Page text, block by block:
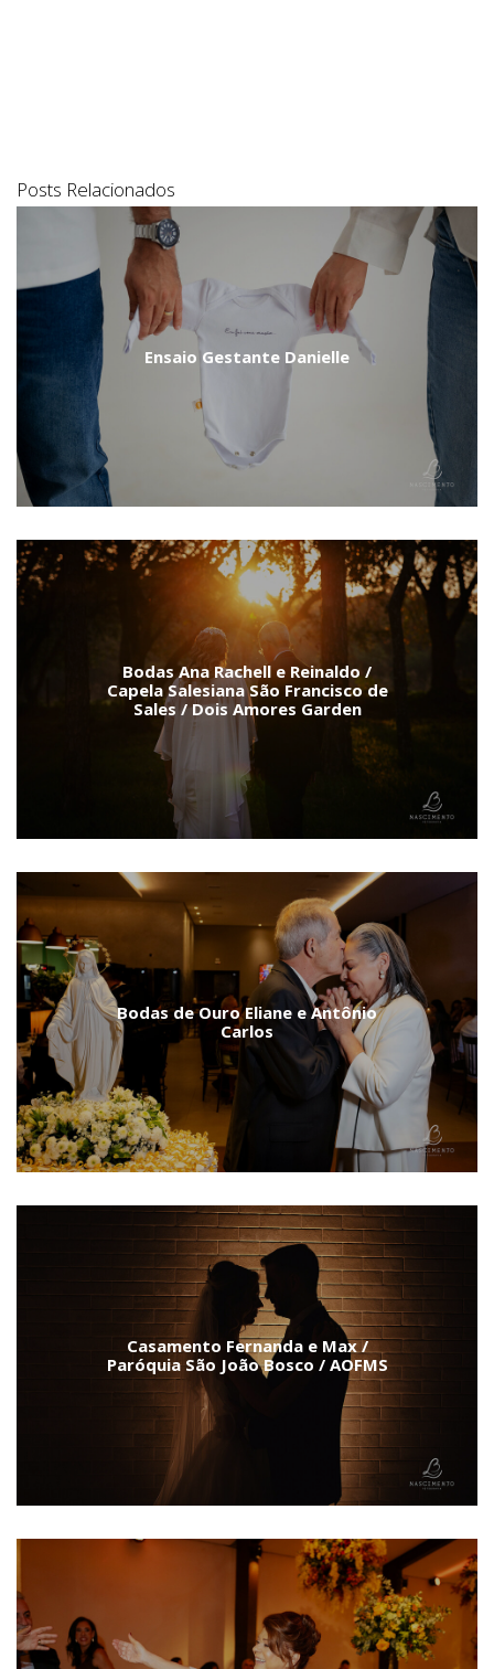
Posts Relacionados
Ensaio Gestante Danielle
Bodas Ana Rachell e Reinaldo /
Capela Salesiana São Francisco de
Sales / Dois Amores Garden
Bodas de Ouro Eliane e Antônio
Carlos
Casamento Fernanda e Max /
Paróquia São João Bosco / AOFMS